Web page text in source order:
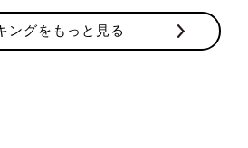
、痛みを伴う場合は、切迫流・早産や
可能性が。おりものが多いなど、出血
ングをもっと見る